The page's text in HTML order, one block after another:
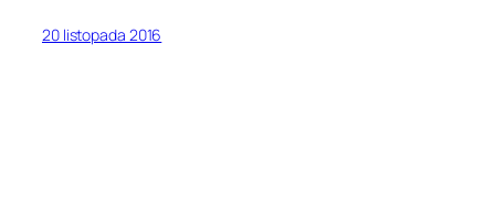
20 listopada 2016